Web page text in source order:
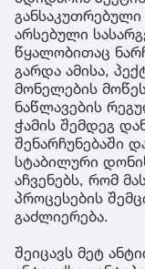
განსაკუთრებული
არსებული
წყალობითაც
გარდა ამისა,
მონელების
ნაწლავების
ჭამის შემდეგ
შენარჩუნებაში
სტაბილური
აჩვენებს, რომ
პროცესების
გაძლიერება.
შეიცავს მეტ